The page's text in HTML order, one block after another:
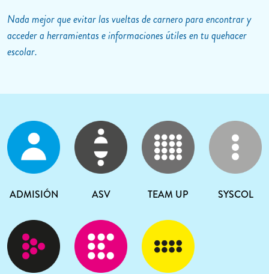
Nada mejor que evitar las vueltas de carnero para encontrar y
acceder a herramientas e informaciones útiles en tu quehacer
escolar.
ADMISIÓN ASV TEAM UP SYSCOL